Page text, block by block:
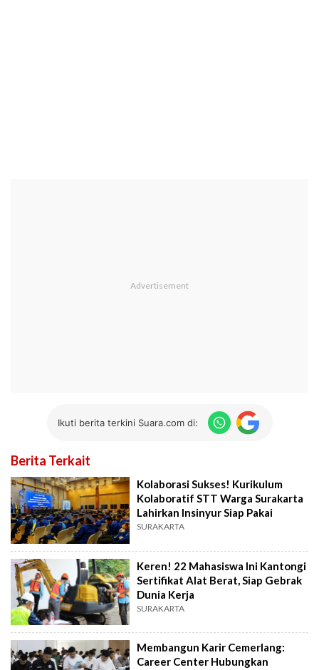
Ikuti berita terkini Suara.com di:
Berita Terkait
Kolaborasi Sukses! Kurikulum
Kolaboratif STT Warga Surakarta
Lahirkan Insinyur Siap Pakai
SURAKARTA
Keren! 22 Mahasiswa Ini Kantongi
Sertifikat Alat Berat, Siap Gebrak
Dunia Kerja
SURAKARTA
Membangun Karir Cemerlang:
Career Center Hubungkan